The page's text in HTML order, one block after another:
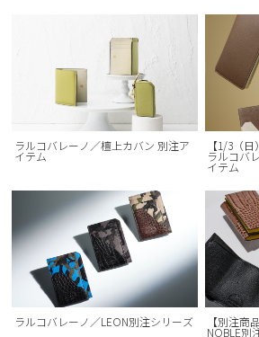
ラルコバレーノ／檀上カバン 別注ア
イテム
【1/3（
ラルコバ
イテム
ラルコバレーノ／LEON別注シリーズ 【別注商
NOBLE別